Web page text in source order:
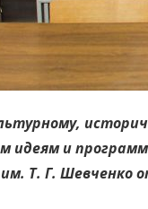
идеям и
Т. Г. Шевченко